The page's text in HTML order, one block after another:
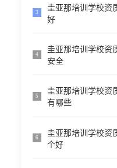
3
圭亚那培训学校资
好
4
圭亚那培训学校资
安全
5
圭亚那培训学校资
有哪些
6
圭亚那培训学校资
个好